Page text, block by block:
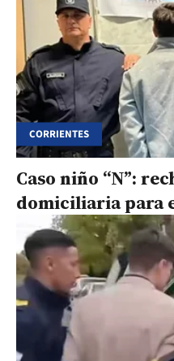
CORRIENTES
Caso niño “N”:
domiciliaria para